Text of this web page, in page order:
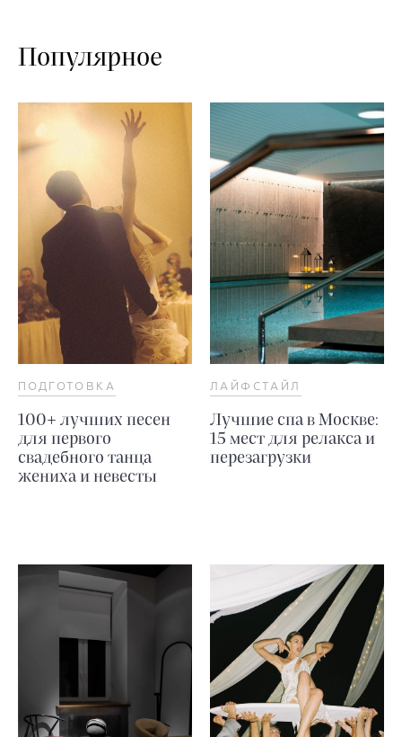
Популярное
ПОДГОТОВКА
100+ лучших песен
для первого
свадебного танца
жениха и невесты
ЛАЙФСТАЙЛ
Лучшие спа в Москве:
15 мест для релакса и
перезагрузки